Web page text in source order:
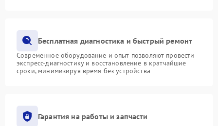
Бесплатная диагностика и быстрый ремонт
Современное оборудование и опыт позволяют провести
экспресс-диагностику и восстановление в кратчайшие
сроки, минимизируя время без устройства
Гарантия на работы и запчасти